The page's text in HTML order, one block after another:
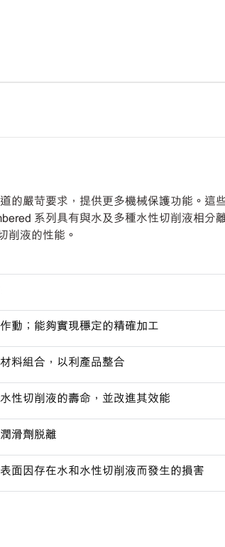
的嚴苛要求，提供更多機械保護功能。這
系列具有與水及多種水性切削液相分
削液的性能。
動；能夠實現穩定的精確加工
料組合，以利產品整合
性切削液的壽命，並改進其效能
滑劑脫離
面因存在水和水性切削液而發生的損害